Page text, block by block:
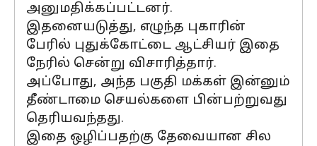
அனுமதிக்கப்பட்டனர்.
இதனையடுத்து, எழுந்த புகாரின்
பேரில் புதுக்கோட்டை ஆட்சியர் இதை
நேரில் சென்று விசாரித்தார்.
அப்போது, அந்த பகுதி மக்கள் இன்னும்
தீண்டாமை செயல்களை பின்பற்றுவது
தெரியவந்தது.
இதை ஒழிப்பதற்கு தேவையான சில